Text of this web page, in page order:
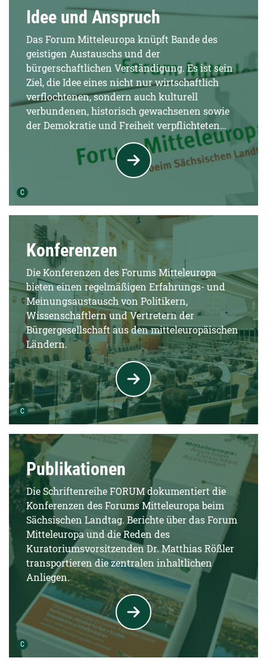
C
Idee und Anspruch
Das Forum Mitteleuropa knüpft Bande des
geistigen Austauschs und der
bürgerschaftlichen Verständigung. Es ist sein
Ziel, die Idee eines nicht nur wirtschaftlich
verflochtenen, sondern auch kulturell
verbundenen, historisch gewachsenen sowie
der Demokratie und Freiheit verpflichteten
Mitteleuropas in der Europäischen Union zu
C Urheber der Grafik:
Konferenzen
Die Konferenzen des Forums Mitteleuropa
bieten einen regelmäßigen Erfahrungs- und
Meinungsaustausch von Politikern,
Wissenschaftlern und Vertretern der
Bürgergesellschaft aus den mitteleuropäischen
Ländern.
C Urheber der Grafik:
Publikationen
Die Schriftenreihe FORUM dokumentiert die
Konferenzen des Forums Mitteleuropa beim
Sächsischen Landtag. Berichte über das Forum
Mitteleuropa und die Reden des
Kuratoriumsvorsitzenden Dr. Matthias Rößler
transportieren die zentralen inhaltlichen
Anliegen.